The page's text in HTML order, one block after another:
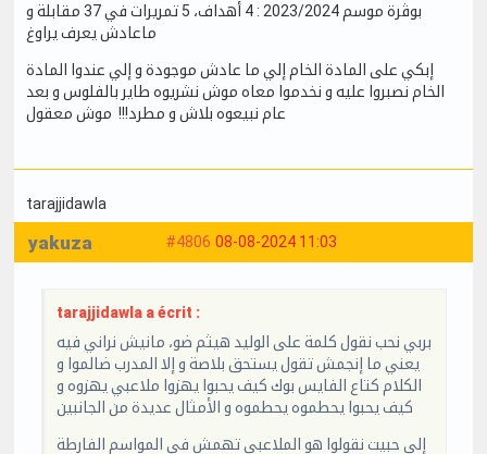
بوڨرة موسم 2023/2024 : 4 أهداف، 5 تمريرات في 37 مقابلة و
ماعادش يعرف يراوغ
إبكي على المادة الخام إلي ما عادش موجودة و إلي عندوا المادة
الخام نصبروا عليه و نخدموا معاه موش نشريوه طاير بالفلوس و بعد
عام نبيعوه بلاش و مطرد!!! موش معقول
tarajjidawla
#4806 08-08-2024 11:03
yakuza
tarajjidawla a écrit :
بربي نحب نقول كلمة على الوليد هيثم ضو، مانيش نراني فيه
يعني ما إنجمش تقول يستحق بلاصة و إلا المدرب ضالموا و
الكلام كتاع الفايس بوك كيف يحبوا يهزوا ملاعبي يهزوه و
كيف يحبوا يحطموه يحطموه و الأمثال عديدة من الجانبين
إلي حبيت نقولوا هو الملاعبي تهمش في المواسم الفارطة